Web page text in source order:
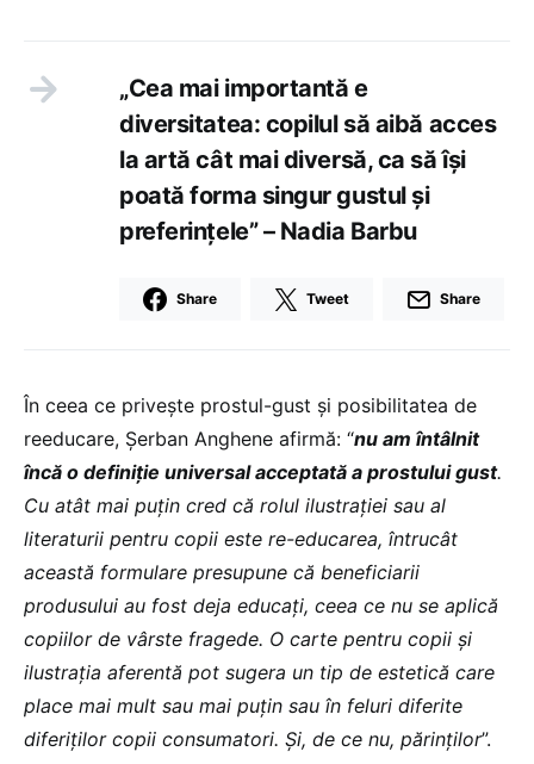
„Cea mai importantă e
diversitatea: copilul să aibă acces
la artă cât mai diversă, ca să își
poată forma singur gustul și
preferințele” – Nadia Barbu
Share Tweet Share
În ceea ce privește prostul-gust și posibilitatea de
reeducare, Șerban Anghene afirmă: “nu am întâlnit
încă o definiție universal acceptată a prostului gust.
Cu atât mai puțin cred că rolul ilustrației sau al
literaturii pentru copii este re-educarea, întrucât
această formulare presupune că beneficiarii
produsului au fost deja educați, ceea ce nu se aplică
copiilor de vârste fragede. O carte pentru copii și
ilustrația aferentă pot sugera un tip de estetică care
place mai mult sau mai puțin sau în feluri diferite
diferiților copii consumatori. Și, de ce nu, părinților”.